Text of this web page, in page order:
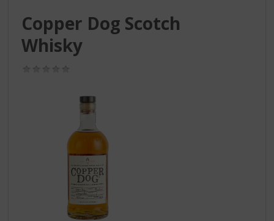
Copper Dog Scotch
Whisky